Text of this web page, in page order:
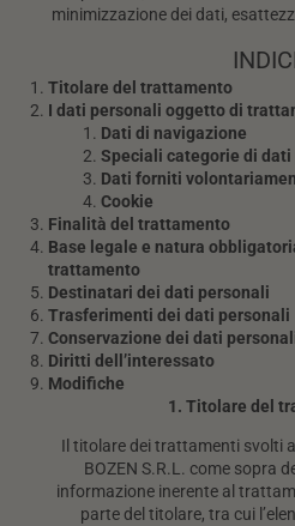
minimizzazione dei dati,
Titolare del trattamento
I dati personali oggetto di
Dati di navigazione
Speciali categorie di dati
Dati forniti
Cookie
Finalità del trattamento
Base legale e natura
trattamento
Destinatari dei dati personali
Trasferimenti dei dati personali
Conservazione dei dati
Diritti dell’interessato
Modifiche
1. Titolare del
Il titolare dei trattamenti svolti
BOZEN S.R.L. come sopra
informazione inerente al
parte del titolare, tra cui